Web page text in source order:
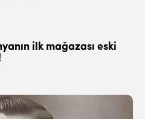
ilk mağazası eski